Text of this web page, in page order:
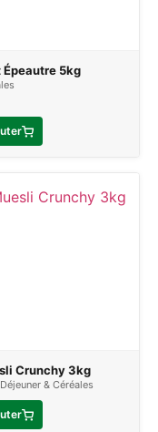
Épeautre 5kg
Crunchy 3kg
& Céréales